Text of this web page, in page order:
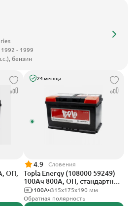
- 1999
бензин
ОП,
24 месяца
4.9 Словения
Topla Energy (108000 59249)
100Ач 800А, ОП, стандартные
клеммы315x175x190 мм
100Ач
Обратная полярность